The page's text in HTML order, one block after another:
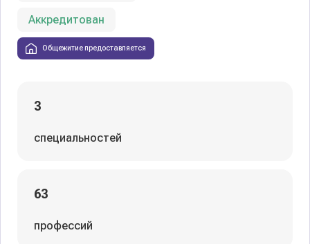
Аккредитован
Общежитие предоставляется
3
специальностей
63
профессий